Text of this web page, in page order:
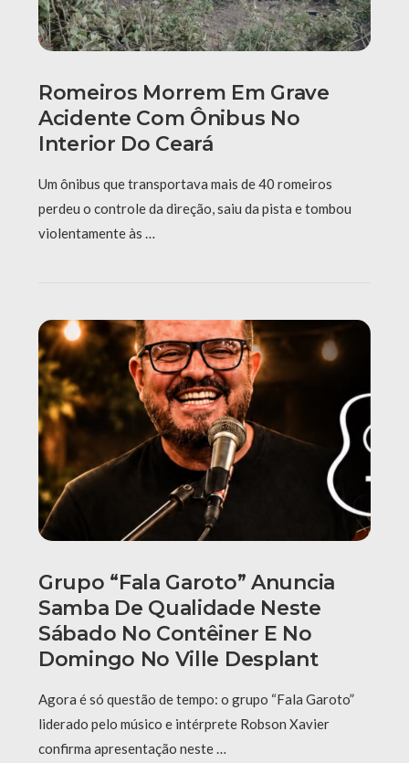
Romeiros Morrem Em Grave
Acidente Com Ônibus No
Interior Do Ceará
Um ônibus que transportava mais de 40 romeiros
perdeu o controle da direção, saiu da pista e tombou
violentamente às …
Grupo “Fala Garoto” Anuncia
Samba De Qualidade Neste
Sábado No Contêiner E No
Domingo No Ville Desplant
Agora é só questão de tempo: o grupo “Fala Garoto”
liderado pelo músico e intérprete Robson Xavier
confirma apresentação neste …